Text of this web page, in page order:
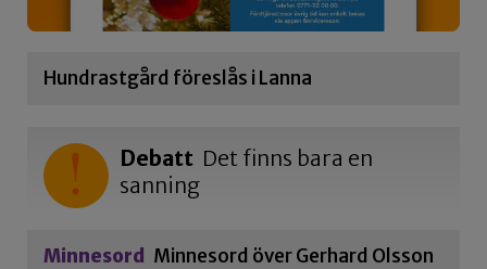
Hundrastgård föreslås i Lanna
Debatt Det finns bara en
sanning
Minnesord Minnesord över Gerhard Olsson